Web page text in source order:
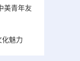
美青年友
魅力